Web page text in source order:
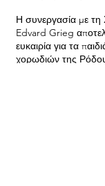
Η συνεργασία με
Edvard Grieg
ευκαιρία για τα
χορωδιών της